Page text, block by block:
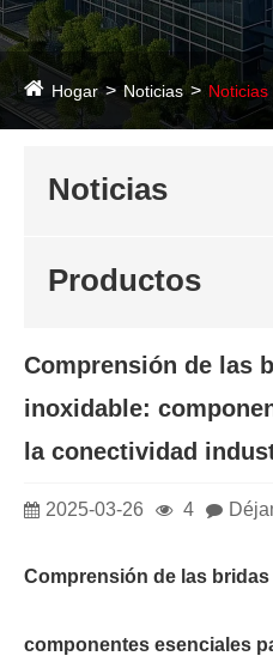
Hogar Noticias
Noticias
Productos
Comprensión de las
inoxidable:
la conectividad
2025-03-26 4
Comprensión de las
componentes esenciales